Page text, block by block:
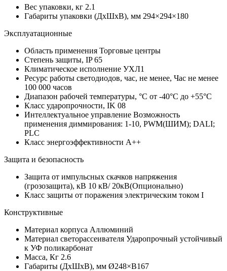
Вес упаковки, кг 2.1
Габариты упаковки (ДхШхВ), мм 294×294×180
Эксплуатационные
Область применения Торговые центры
Степень защиты, IP65
Климатическое исполнение УХЛ1
Ресурс работы светодиодов, час, не менее, Час не менее
100 000 часов
Диапазон рабочей температуры, °С от -40°C до +55°C
Класс ударопрочности, IK 08
Интеллектуальное управление Возможность
применения диммирования: 1-10, PWM(ШИМ); DALI;
PLC
Класс энергоэффективности A++
Защита и безопасность
Защита от импульсных скачков напряжения
(грозозащита), кВ 10 кВ/ 20кВ(Опционально)
Класс защиты от поражения электрическим током I
Конструктивные
Материал корпуса Аллюминий
Материал светорассеивателя Ударопрочный устойчивый
к УФ поликарбонат
Масса, Кг 2.6
Габариты (ДхШхВ), мм Ø248×В167